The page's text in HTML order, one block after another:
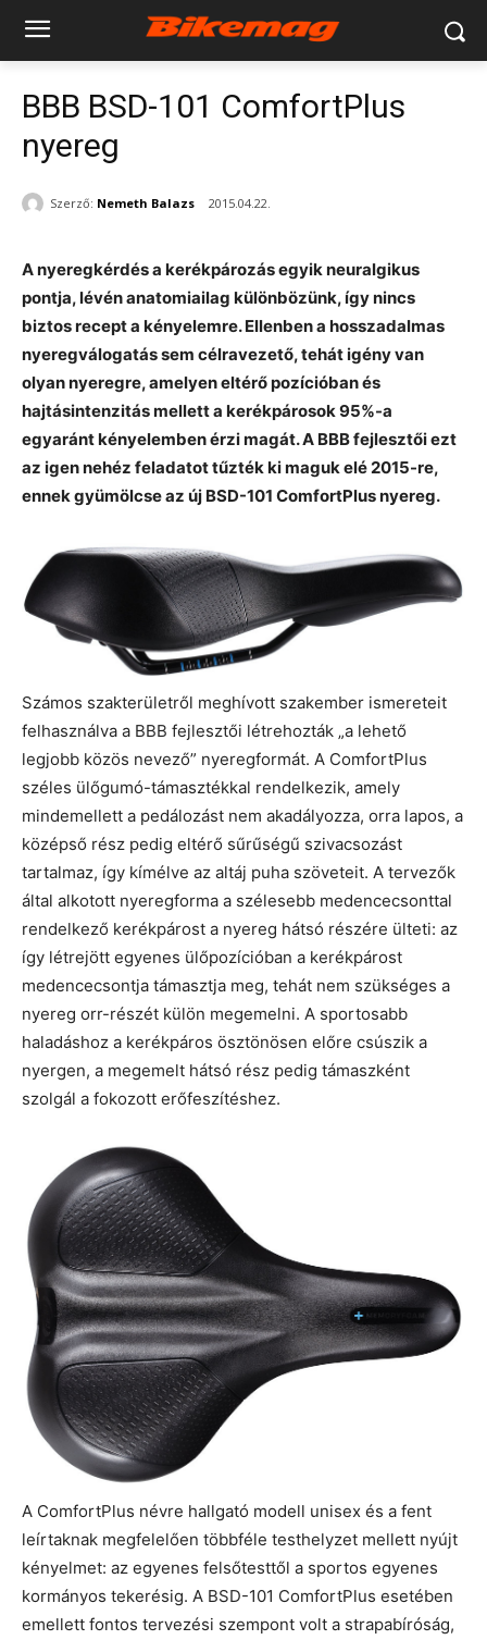
BBB BSD-101 ComfortPlus
nyereg
Szerző: Nemeth Balazs 2015.04.22.
A nyeregkérdés a kerékpározás egyik neuralgikus
pontja, lévén anatomiailag különbözünk, így nincs
biztos recept a kényelemre. Ellenben a hosszadalmas
nyeregválogatás sem célravezető, tehát igény van
olyan nyeregre, amelyen eltérő pozícióban és
hajtásintenzitás mellett a kerékpárosok 95%-a
egyaránt kényelemben érzi magát. A BBB fejlesztői ezt
az igen nehéz feladatot tűzték ki maguk elé 2015-re,
ennek gyümölcse az új BSD-101 ComfortPlus nyereg.
Számos szakterületről meghívott szakember ismereteit
felhasználva a BBB fejlesztői létrehozták „a lehető
legjobb közös nevező” nyeregformát. A ComfortPlus
széles ülőgumó-támasztékkal rendelkezik, amely
mindemellett a pedálozást nem akadályozza, orra lapos, a
középső rész pedig eltérő sűrűségű szivacsozást
tartalmaz, így kímélve az altáj puha szöveteit. A tervezők
által alkotott nyeregforma a szélesebb medencecsonttal
rendelkező kerékpárost a nyereg hátsó részére ülteti: az
így létrejött egyenes ülőpozícióban a kerékpárost
medencecsontja támasztja meg, tehát nem szükséges a
nyereg orr-részét külön megemelni. A sportosabb
haladáshoz a kerékpáros ösztönösen előre csúszik a
nyergen, a megemelt hátsó rész pedig támaszként
szolgál a fokozott erőfeszítéshez.
A ComfortPlus névre hallgató modell unisex és a fent
leírtaknak megfelelően többféle testhelyzet mellett nyújt
kényelmet: az egyenes felsőtesttől a sportos egyenes
kormányos tekerésig. A BSD-101 ComfortPlus esetében
emellett fontos tervezési szempont volt a strapabíróság,